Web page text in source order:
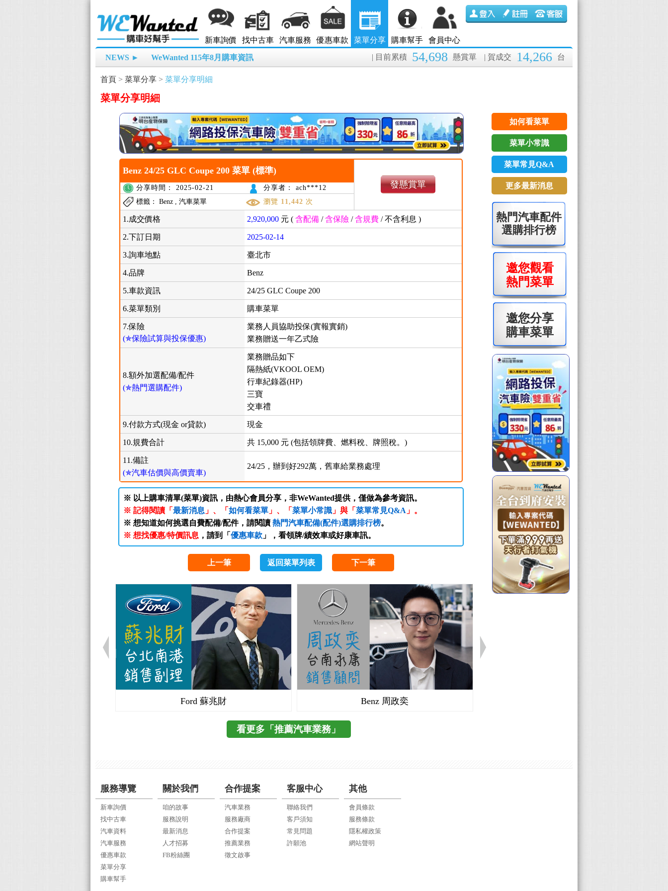
新車詢價 找中古車 汽車服務 優惠車款 菜單分享 購車幫手 會員中心
NEWS ► WeWanted 115年8月購車資訊 | 賀成交 14,266 台
| 目前累積 54,698 懸賞單
首頁 > 菜單分享 > 菜單分享明細
菜單分享明細
Benz 24/25 GLC Coupe 200 菜單 (標準)
發懸賞單
分享時間： 2025-02-21
分享者： ach***12
標籤： Benz , 汽車菜單
瀏覽 11,442 次
1.成交價格 2,920,000 元 (含配備 /含保險 /含規費 /不含利息 )
2.下訂日期 2025-02-14
3.詢車地點 臺北市
4.品牌 Benz
5.車款資訊 24/25 GLC Coupe 200
6.菜單類別 購車菜單
7.保險
(✯保險試算與投保優惠)
業務人員協助投保(實報實銷)
業務贈送一年乙式險
8.額外加選配備/配件
(✯熱門選購配件)
業務贈品如下
隔熱紙(VKOOL OEM)
行車紀錄器(HP)
三寶
交車禮
9.付款方式(現金 or貸款) 現金
10.規費合計 共 15,000 元 (包括領牌費、燃料稅、牌照稅。)
11.備註
(✯汽車估價與高價賣車)
24/25，辦到好292萬，舊車給業務處理
※ 以上購車清單(菜單)資訊，由熱心會員分享，非WeWanted提供，僅做為參考資訊。
※ 記得閱讀「 最新消息 」、「 如何看菜單」、「 菜單小常識」與「 菜單常見Q&A 」。
※ 想知道如何挑選自費配備/配件，請閱讀 熱門汽車配備(配件)選購排行榜。
※ 想找優惠/特價訊息 ，請到「 優惠車款」，看領牌/績效車或好康車訊。
上一筆 返回菜單列表 下一筆
Ford 蘇兆財 Benz 周政奕
看更多「推薦汽車業務」
如何看菜單
菜單小常識
菜單常見Q&A
更多最新消息
熱門汽車配件
選購排行榜
邀您觀看
熱門菜單
邀您分享
購車菜單
服務導覽
新車詢價
找中古車
汽車資料
汽車服務
優惠車款
菜單分享
購車幫手
關於我們
咱的故事
服務說明
最新消息
人才招募
FB粉絲團
合作提案
汽車業務
服務廠商
合作提案
推薦業務
徵文啟事
客服中心
聯絡我們
客戶須知
常見問題
許願池
其他
會員條款
服務條款
隱私權政策
網站聲明